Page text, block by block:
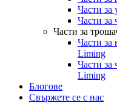
Части за
Части за
Части за
Части за
Liming
Части за
Liming
Блогове
Свържете се с нас